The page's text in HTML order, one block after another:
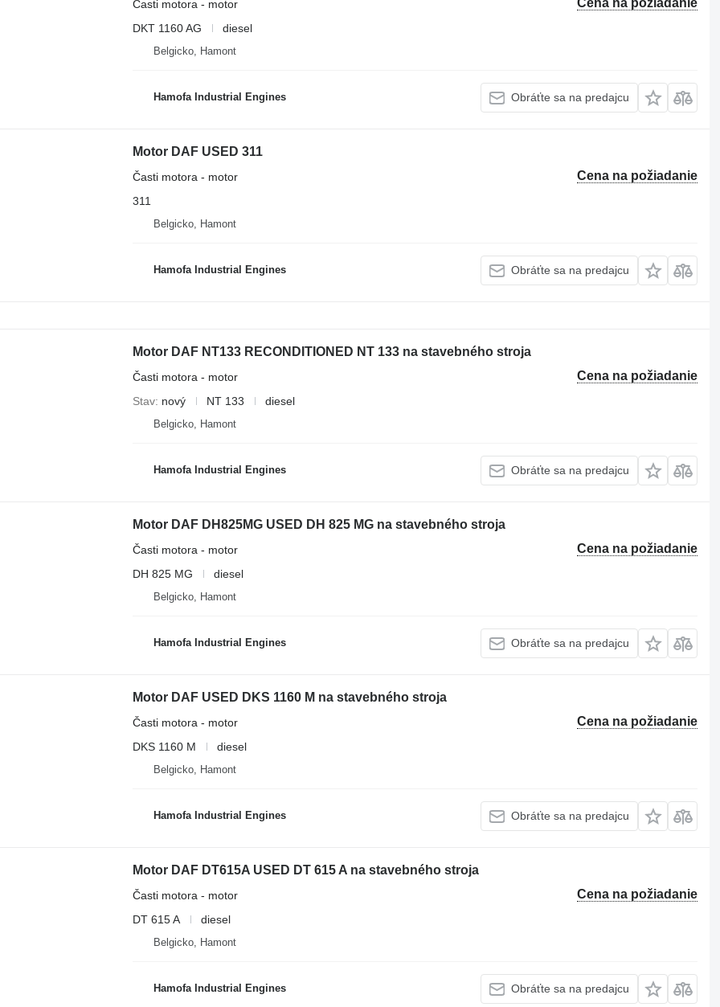
Časti motora - motor
DKT 1160 AG
diesel
Belgicko, Hamont
Hamofa Industrial Engines Obráťte sa na predajcu
Motor DAF USED 311
Cena na požiadanie
Časti motora - motor
311
Belgicko, Hamont
Hamofa Industrial Engines Obráťte sa na predajcu
Motor DAF NT133 RECONDITIONED NT 133 na stavebného stroja
Cena na požiadanie
Časti motora - motor
Stav nový NT 133 diesel
Belgicko, Hamont
Hamofa Industrial Engines Obráťte sa na predajcu
Motor DAF DH825MG USED DH 825 MG na stavebného stroja
Cena na požiadanie
Časti motora - motor
DH 825 MG
diesel
Belgicko, Hamont
Hamofa Industrial Engines Obráťte sa na predajcu
Motor DAF USED DKS 1160 M na stavebného stroja
Cena na požiadanie
Časti motora - motor
DKS 1160 M
diesel
Belgicko, Hamont
Hamofa Industrial Engines Obráťte sa na predajcu
Motor DAF DT615A USED DT 615 A na stavebného stroja
Cena na požiadanie
Časti motora - motor
DT 615 A
diesel
Belgicko, Hamont
Hamofa Industrial Engines Obráťte sa na predajcu